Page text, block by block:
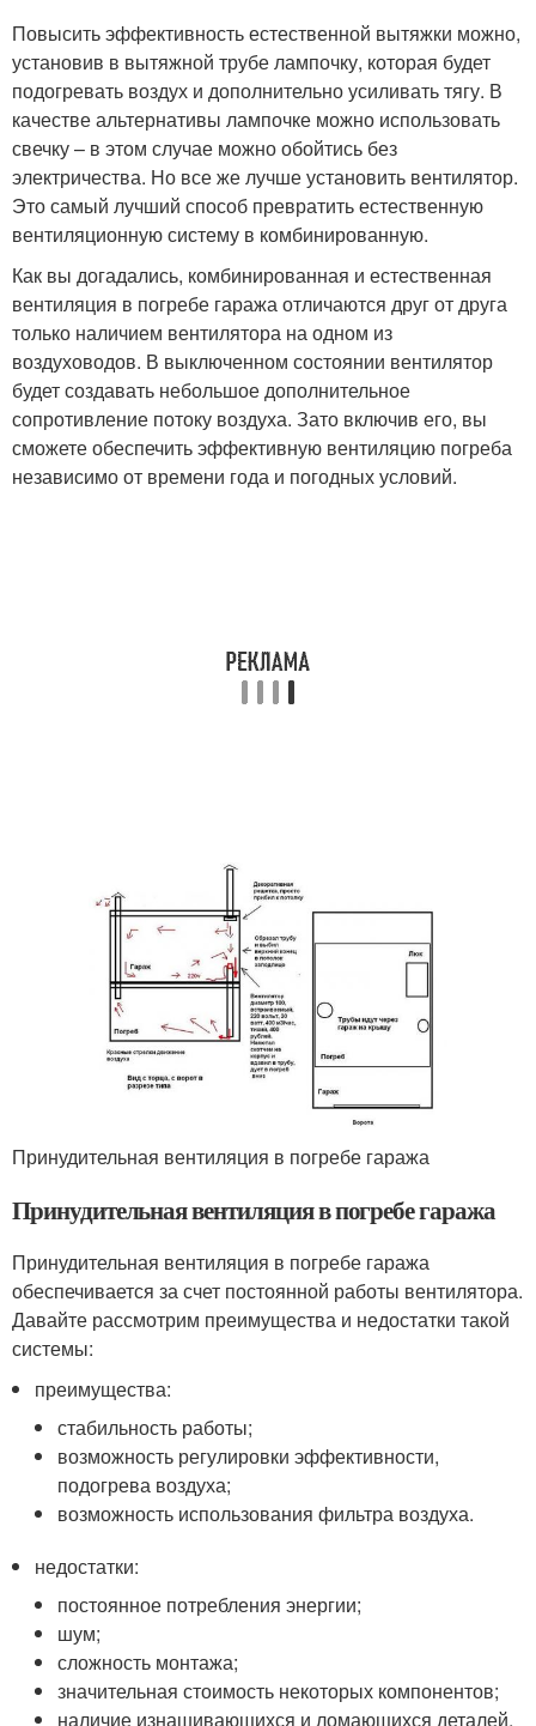
Повысить эффективность естественной вытяжки можно,
установив в вытяжной трубе лампочку, которая будет
подогревать воздух и дополнительно усиливать тягу. В
качестве альтернативы лампочке можно использовать
свечку – в этом случае можно обойтись без
электричества. Но все же лучше установить вентилятор.
Это самый лучший способ превратить естественную
вентиляционную систему в комбинированную.
Как вы догадались, комбинированная и естественная
вентиляция в погребе гаража отличаются друг от друга
только наличием вентилятора на одном из
воздуховодов. В выключенном состоянии вентилятор
будет создавать небольшое дополнительное
сопротивление потоку воздуха. Зато включив его, вы
сможете обеспечить эффективную вентиляцию погреба
независимо от времени года и погодных условий.
Принудительная вентиляция в погребе гаража
Принудительная вентиляция в погребе гаража
Принудительная вентиляция в погребе гаража
обеспечивается за счет постоянной работы вентилятора.
Давайте рассмотрим преимущества и недостатки такой
системы:
преимущества:
стабильность работы;
возможность регулировки эффективности,
подогрева воздуха;
возможность использования фильтра воздуха.
недостатки:
постоянное потребления энергии;
шум;
сложность монтажа;
значительная стоимость некоторых компонентов;
наличие изнашивающихся и ломающихся деталей.